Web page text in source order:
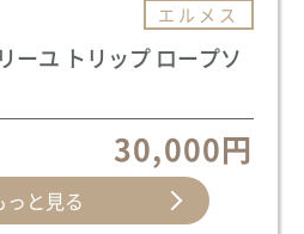
エルメス
ーユ トリップ ロープソ
30,000円
っと見る